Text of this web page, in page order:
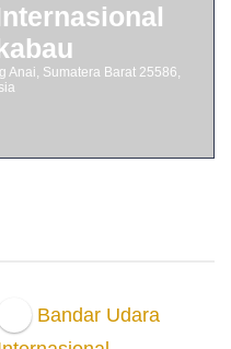
Anai, Sumatera Barat 25586,
Bandar Udara